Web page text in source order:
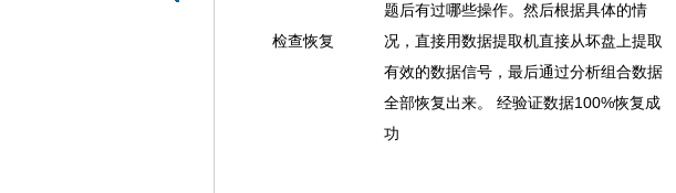
检查恢复
题后有过哪些操作。然后根据具体的情
况，直接用数据提取机直接从坏盘上提取
有效的数据信号，最后通过分析组合数据
全部恢复出来。 经验证数据100%恢复成
功